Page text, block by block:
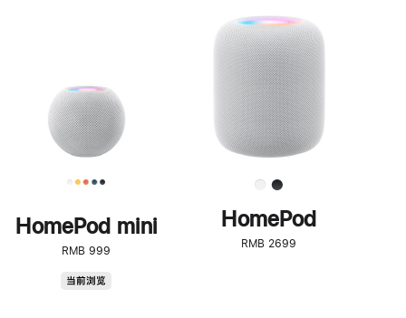
HomePod mini
RMB 999
当前浏览
步
了
解
HomePod<
HomePod
RMB 2699